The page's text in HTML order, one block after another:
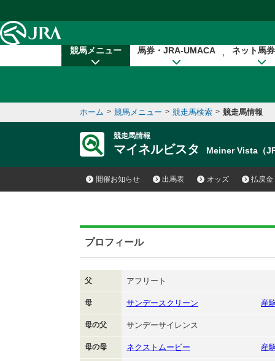
競馬メニュー 馬券・JRA-UMACA ネット馬
ホーム > 競馬メニュー > 競走馬検索 > 競走馬情報
競走馬情報
マイネルビスタ Meiner Vista（
開催お知らせ 出馬表 オッズ 払戻金
プロフィール
父 アフリート
母 サンデースクリーン 産
母の父 サンデーサイレンス
母の母 ネクストムービー 産